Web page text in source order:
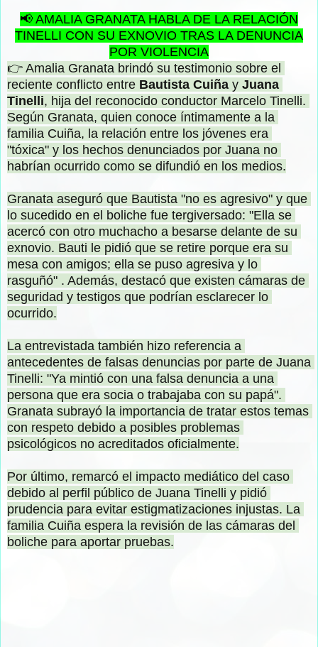
📢 AMALIA GRANATA HABLA DE LA RELACIÓN
TINELLI CON SU EXNOVIO TRAS LA DENUNCIA
POR VIOLENCIA
👉 Amalia Granata brindó su testimonio sobre el
reciente conflicto entre Bautista Cuiña y Juana
Tinelli, hija del reconocido conductor Marcelo Tinelli.
Según Granata, quien conoce íntimamente a la
familia Cuiña, la relación entre los jóvenes era
"tóxica" y los hechos denunciados por Juana no
habrían ocurrido como se difundió en los medios.
Granata aseguró que Bautista "no es agresivo" y que
lo sucedido en el boliche fue tergiversado: "Ella se
acercó con otro muchacho a besarse delante de su
exnovio. Bauti le pidió que se retire porque era su
mesa con amigos; ella se puso agresiva y lo
rasguñó" . Además, destacó que existen cámaras de
seguridad y testigos que podrían esclarecer lo
ocurrido.
La entrevistada también hizo referencia a
antecedentes de falsas denuncias por parte de Juana
Tinelli: "Ya mintió con una falsa denuncia a una
persona que era socia o trabajaba con su papá".
Granata subrayó la importancia de tratar estos temas
con respeto debido a posibles problemas
psicológicos no acreditados oficialmente.
Por último, remarcó el impacto mediático del caso
debido al perfil público de Juana Tinelli y pidió
prudencia para evitar estigmatizaciones injustas. La
familia Cuiña espera la revisión de las cámaras del
boliche para aportar pruebas.